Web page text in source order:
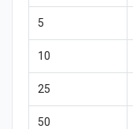
5
10
25
50